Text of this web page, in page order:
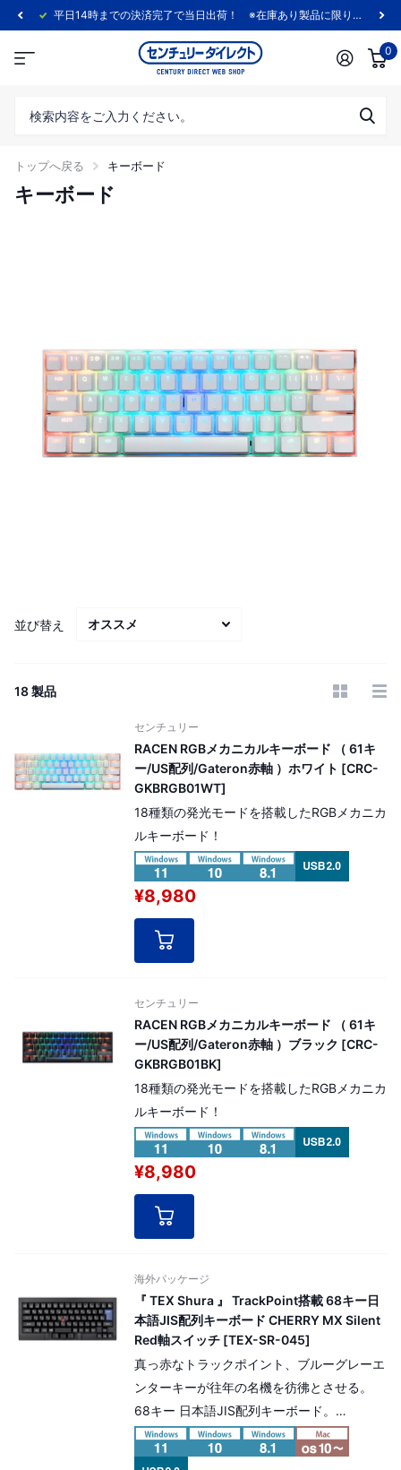
平日14時までの決済完了で当日出荷！ ※在庫あり製品に限ります。
0
トップへ戻る キーボード
キーボード
18 製品
並び替え
センチュリー
RACEN RGBメカニカルキーボード （ 61キ
ー/US配列/Gateron赤軸 ）ホワイト [CRC-
GKBRGB01WT]
18種類の発光モードを搭載したRGBメカニカ
ルキーボード！
¥8,980
センチュリー
RACEN RGBメカニカルキーボード （ 61キ
ー/US配列/Gateron赤軸 ）ブラック [CRC-
GKBRGB01BK]
18種類の発光モードを搭載したRGBメカニカ
ルキーボード！
¥8,980
海外パッケージ
『 TEX Shura 』 TrackPoint搭載 68キー日
本語JIS配列キーボード CHERRY MX Silent
Red軸スイッチ [TEX-SR-045]
真っ赤なトラックポイント、ブルーグレーエ
ンターキーが往年の名機を彷彿とさせる。
68キー 日本語JIS配列キーボード。
CHERRY MX SilentRed軸 モデル